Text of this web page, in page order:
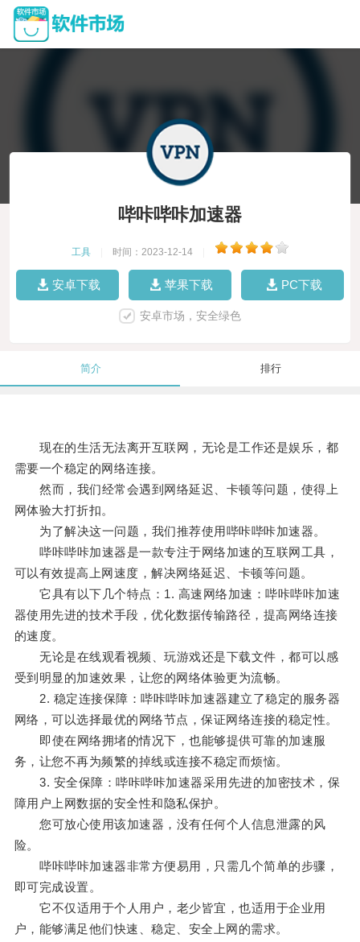
哔咔哔咔加速器
工具 时间：2023-12-14
安卓下载 苹果下载 PC下载
安卓市场，安全绿色
简介 排行
现在的生活无法离开互联网，无论是工作还是娱乐，都
需要一个稳定的网络连接。
然而，我们经常会遇到网络延迟、卡顿等问题，使得上
网体验大打折扣。
为了解决这一问题，我们推荐使用哔咔哔咔加速器。
哔咔哔咔加速器是一款专注于网络加速的互联网工具，
可以有效提高上网速度，解决网络延迟、卡顿等问题。
它具有以下几个特点：1. 高速网络加速：哔咔哔咔加速
器使用先进的技术手段，优化数据传输路径，提高网络连接
的速度。
无论是在线观看视频、玩游戏还是下载文件，都可以感
受到明显的加速效果，让您的网络体验更为流畅。
2. 稳定连接保障：哔咔哔咔加速器建立了稳定的服务器
网络，可以选择最优的网络节点，保证网络连接的稳定性。
即使在网络拥堵的情况下，也能够提供可靠的加速服
务，让您不再为频繁的掉线或连接不稳定而烦恼。
3. 安全保障：哔咔哔咔加速器采用先进的加密技术，保
障用户上网数据的安全性和隐私保护。
您可放心使用该加速器，没有任何个人信息泄露的风
险。
哔咔哔咔加速器非常方便易用，只需几个简单的步骤，
即可完成设置。
它不仅适用于个人用户，老少皆宜，也适用于企业用
户，能够满足他们快速、稳定、安全上网的需求。